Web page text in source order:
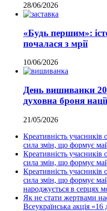
28/06/2026
«Будь першим»:
почалася з мрії
10/06/2026
День вишиванки
духовна броня нації
21/05/2026
Креативність учасників
сила змін, що формує
Креативність учасників
сила змін, що формує
Креативність учасників
сила змін, що формує
народжується в серцях
Як не стати жертвами
Всеукраїнська акція